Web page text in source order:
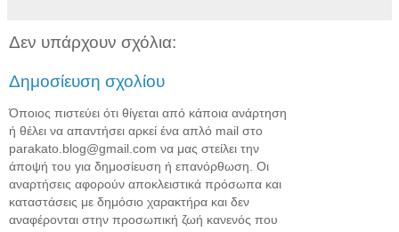
Δεν υπάρχουν σχόλια:
Δημοσίευση σχολίου
Όποιος πιστεύει ότι θίγεται από κάποια ανάρτηση
ή θέλει να απαντήσει αρκεί ένα απλό mail στο
parakato.blog@gmail.com να μας στείλει την
άποψή του για δημοσίευση ή επανόρθωση. Οι
αναρτήσεις αφορούν αποκλειστικά πρόσωπα και
καταστάσεις με δημόσιο χαρακτήρα και δεν
αναφέρονται στην προσωπική ζωή κανενός που